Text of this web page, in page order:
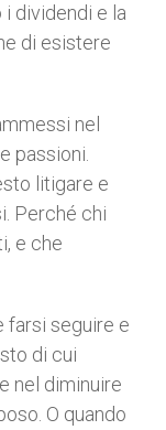
dividendi e la
di esistere
nel
passioni.
litigare e
Perché chi
e che
farsi seguire e
di cui
nel diminuire
O quando